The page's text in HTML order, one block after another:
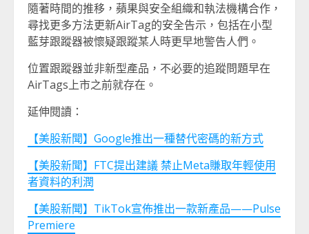
隨著時間的推移，蘋果與安全組織和執法機構合作，
尋找更多方法更新AirTag的安全告示，包括在小型
藍芽跟蹤器被懷疑跟蹤某人時更早地警告人們。
位置跟蹤器並非新型產品，不必要的追蹤問題早在
AirTags上市之前就存在。
延伸閱讀：
【美股新聞】Google推出一種替代密碼的新方式
【美股新聞】FTC提出建議 禁止Meta賺取年輕使用
者資料的利潤
【美股新聞】TikTok宣佈推出一款新產品——Pulse
Premiere